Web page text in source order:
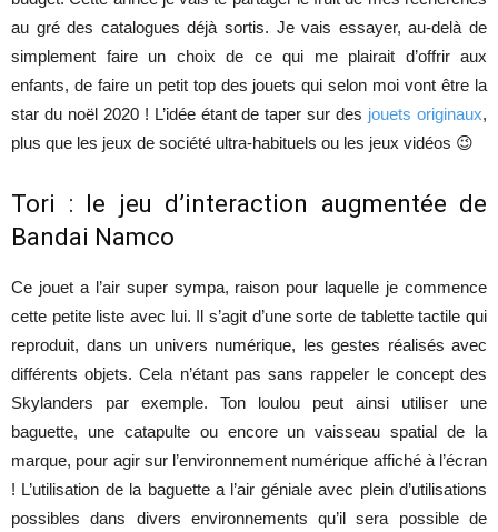
au gré des catalogues déjà sortis. Je vais essayer, au-delà de
simplement faire un choix de ce qui me plairait d’offrir aux
enfants, de faire un petit top des jouets qui selon moi vont être la
star du noël 2020 ! L’idée étant de taper sur des jouets originaux,
plus que les jeux de société ultra-habituels ou les jeux vidéos 😉
Tori : le jeu d’interaction augmentée de
Bandai Namco
Ce jouet a l’air super sympa, raison pour laquelle je commence
cette petite liste avec lui. Il s’agit d’une sorte de tablette tactile qui
reproduit, dans un univers numérique, les gestes réalisés avec
différents objets. Cela n’étant pas sans rappeler le concept des
Skylanders par exemple. Ton loulou peut ainsi utiliser une
baguette, une catapulte ou encore un vaisseau spatial de la
marque, pour agir sur l’environnement numérique affiché à l’écran
! L’utilisation de la baguette a l’air géniale avec plein d’utilisations
possibles dans divers environnements qu’il sera possible de